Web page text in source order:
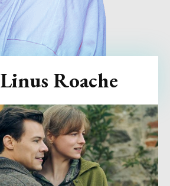
Linus Roache